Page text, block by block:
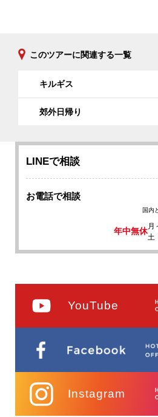
このツアーに関連する一覧
キルギス
郊外日帰り
LINEで相談
お電話で相談
国内
年中無休
月
土
YouTube
Instagram